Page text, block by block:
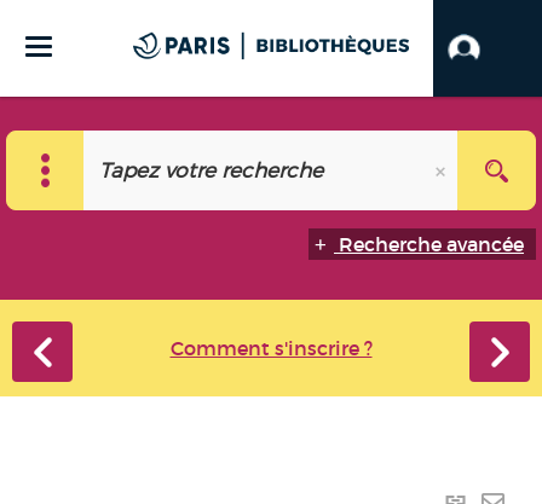
Recherche avancée
Comment s'inscrire ?
Lien